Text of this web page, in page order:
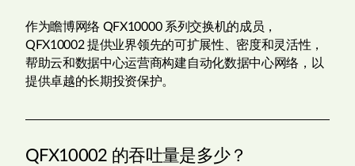
作为瞻博网络 QFX10000 系列交换机的成员，
QFX10002 提供业界领先的可扩展性、密度和灵活性，
帮助云和数据中心运营商构建自动化数据中心网络，以
提供卓越的长期投资保护。
QFX10002 的吞吐量是多少？